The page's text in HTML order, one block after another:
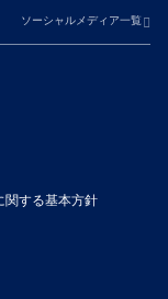
ソーシャルメディア一覧
関する基本方針